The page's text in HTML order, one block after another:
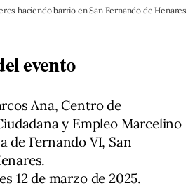
haciendo barrio en San Fernando de Henares
evento
Ana, Centro de
y Empleo Marcelino
de Fernando VI, San
12 de marzo de 2025.